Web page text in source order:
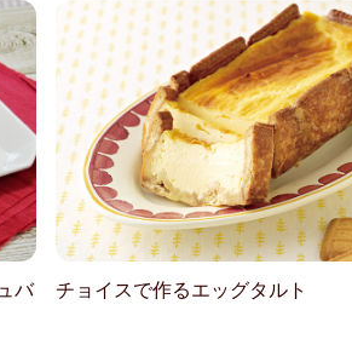
バ
チョイスで作るエッグタルト